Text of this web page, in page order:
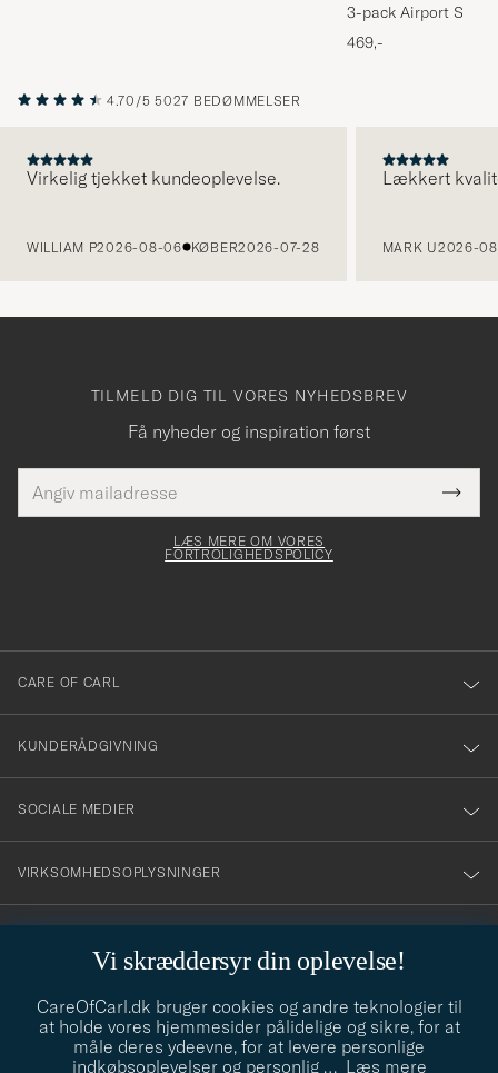
3-pack Airport
Melange
469,-
4.70/5 5027 BEDØMMELSER
Virkelig tjekket kundeoplevelse.
WILLIAM P2026-08-06 KØBER2026-07-28
Lækkert
MARK U2026-
Vi skræddersyr din oplevelse!
CareOfCarl.dk bruger cookies og andre teknologier til
at holde vores hjemmesider pålidelige og sikre, for at
måle deres ydeevne, for at levere personlige
indkøbsoplevelser og personlig … Læs mere
TILMELD DIG TIL VORES NYHEDSBREV
Få nyheder og inspiration først
mailadresse
skal
Tack
för
dig
till
vårt
nyhetsbrev!
LÆS MERE OM VORES
FORTROLIGHEDSPOLICY
CARE OF CARL
KUNDERÅDGIVNING
SOCIALE MEDIER
VIRKSOMHEDSOPLYSNINGER
info@careofcarl.dk
Behøver du hjælp til at finde din stil? Lad os hjælpe dig, vi hjælper
gerne til!
STILRÅD